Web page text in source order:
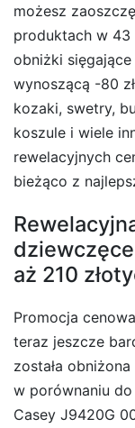
możesz
produktach w 43
obniżki
wynoszącą -80
kozaki, swetry,
koszule i wiele
rewelacyjnych
bieżąco z
aż 210
Promocja
teraz jeszcze
została
w porównaniu
Casey J9420G